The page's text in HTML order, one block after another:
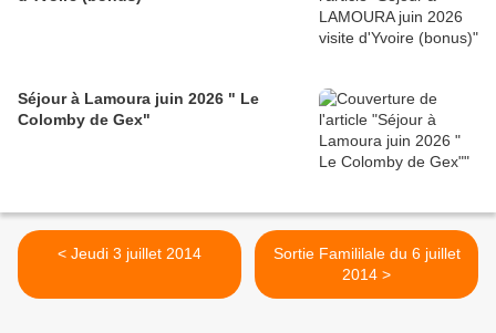
Séjour à Lamoura juin 2026 " Le
Colomby de Gex"
< Jeudi 3 juillet 2014
Sortie Famililale du 6 juillet
2014 >